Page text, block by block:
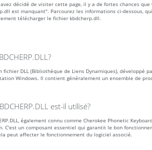
décidé de visiter cette page, il y a de fortes chances
est manquant". Parcourez les informations ci-dessous,
télécharger le fichier kbdcherp.dll.
un fichier DLL (Bibliothèque de Liens Dynamiques),
Windows. Il contient généralement un ensemble de
est-il utilisé?
également connu comme Cherokee Phonetic
C'est un composant essentiel qui garantit le bon
peut affecter le fonctionnement du logiciel associé.